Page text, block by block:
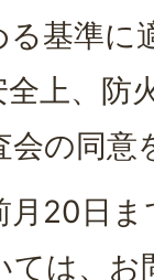
基準に
上、防
の同意
月20日
ては、